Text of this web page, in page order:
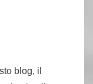
blog, il